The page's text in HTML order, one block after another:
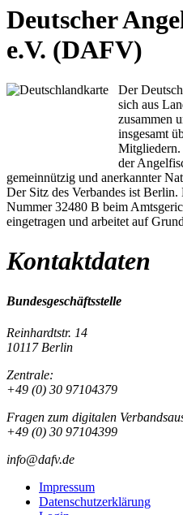
Deutscher
e.V. (DAFV)
Der
sich aus
zusammen
insgesamt
der
gemeinnützig und anerkannter
Der Sitz des Verbandes ist
Nummer 32480 B beim
eingetragen und arbeitet auf
Kontaktdaten
Bundesgeschäftsstelle
Reinhardtstr. 14
10117 Berlin
Zentrale:
+49 (0) 30 97104379
Fragen zum digitalen
+49 (0) 30 97104399
info@dafv.de
Impressum
Datenschutzerklärung